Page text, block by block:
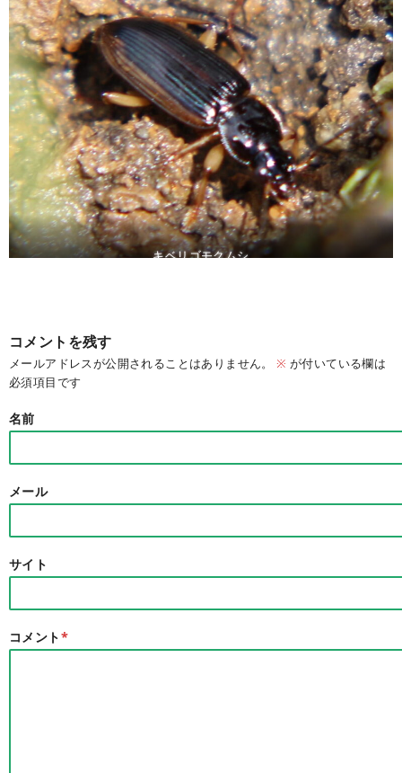
キベリゴモクムシ
コメントを残す
メールアドレスが公開されることはありません。 ※ が付いている欄は
必須項目です
名前
メール
サイト
コメント*